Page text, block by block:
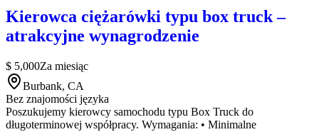
Kierowca ciężarówki typu box truck –
atrakcyjne wynagrodzenie
$ 5,000Za miesiąc
Burbank, CA
Bez znajomości języka
Poszukujemy kierowcy samochodu typu Box Truck do
długoterminowej współpracy. Wymagania: • Minimalne